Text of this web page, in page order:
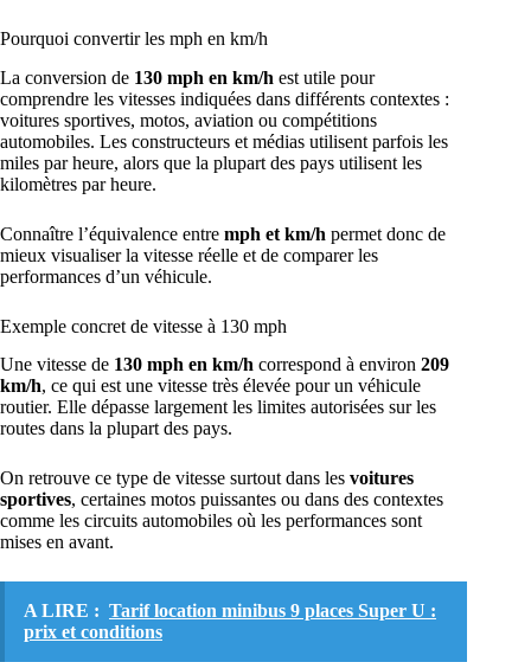
Pourquoi convertir les mph en km/h
La conversion de 130 mph en km/h est utile pour
comprendre les vitesses indiquées dans différents contextes :
voitures sportives, motos, aviation ou compétitions
automobiles. Les constructeurs et médias utilisent parfois les
miles par heure, alors que la plupart des pays utilisent les
kilomètres par heure.
Connaître l’équivalence entre mph et km/h permet donc de
mieux visualiser la vitesse réelle et de comparer les
performances d’un véhicule.
Exemple concret de vitesse à 130 mph
Une vitesse de 130 mph en km/h correspond à environ 209
km/h, ce qui est une vitesse très élevée pour un véhicule
routier. Elle dépasse largement les limites autorisées sur les
routes dans la plupart des pays.
On retrouve ce type de vitesse surtout dans les voitures
sportives, certaines motos puissantes ou dans des contextes
comme les circuits automobiles où les performances sont
mises en avant.
A LIRE : Tarif location minibus 9 places Super U :
prix et conditions